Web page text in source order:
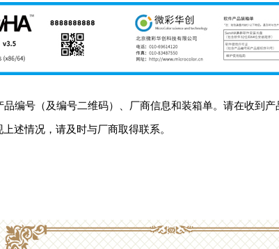
号（及编号二维码）、厂商信息和装箱单。请在收到产
述情况，请及时与厂商取得联系。